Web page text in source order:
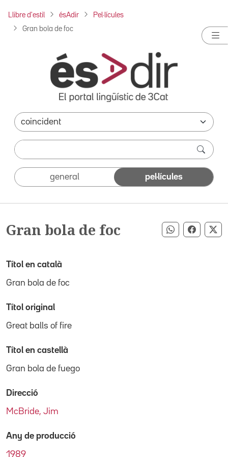
Llibre d'estil ésAdir Pel·lícules
Gran bola de foc
general pel·lícules
Gran bola de foc Compartir
Títol en català
Gran bola de foc
Títol original
Great balls of fire
Títol en castellà
Gran bola de fuego
Direcció
McBride, Jim
Any de producció
1989